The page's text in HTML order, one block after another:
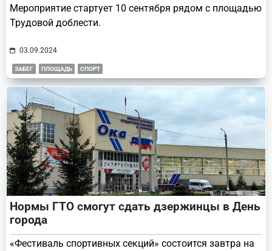
Мероприятие стартует 10 сентября рядом с площадью
Трудовой доблести.
03.09.2024
ЗАБЕГ ПЛОЩАДЬ СПОРТ
Нормы ГТО смогут сдать дзержинцы в День
города
«Фестиваль спортивных секций» состоится завтра на